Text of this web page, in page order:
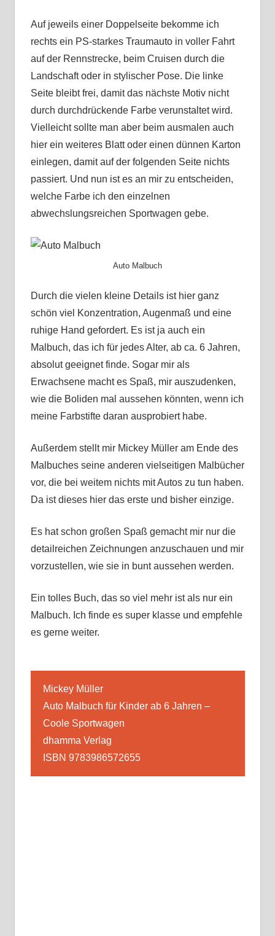
Auf jeweils einer Doppelseite bekomme ich
rechts ein PS-starkes Traumauto in voller Fahrt
auf der Rennstrecke, beim Cruisen durch die
Landschaft oder in stylischer Pose. Die linke
Seite bleibt frei, damit das nächste Motiv nicht
durch durchdrückende Farbe verunstaltet wird.
Vielleicht sollte man aber beim ausmalen auch
hier ein weiteres Blatt oder einen dünnen Karton
einlegen, damit auf der folgenden Seite nichts
passiert. Und nun ist es an mir zu entscheiden,
welche Farbe ich den einzelnen
abwechslungsreichen Sportwagen gebe.
Auto Malbuch
Durch die vielen kleine Details ist hier ganz
schön viel Konzentration, Augenmaß und eine
ruhige Hand gefordert. Es ist ja auch ein
Malbuch, das ich für jedes Alter, ab ca. 6 Jahren,
absolut geeignet finde. Sogar mir als
Erwachsene macht es Spaß, mir auszudenken,
wie die Boliden mal aussehen könnten, wenn ich
meine Farbstifte daran ausprobiert habe.
Außerdem stellt mir Mickey Müller am Ende des
Malbuches seine anderen vielseitigen Malbücher
vor, die bei weitem nichts mit Autos zu tun haben.
Da ist dieses hier das erste und bisher einzige.
Es hat schon großen Spaß gemacht mir nur die
detailreichen Zeichnungen anzuschauen und mir
vorzustellen, wie sie in bunt aussehen werden.
Ein tolles Buch, das so viel mehr ist als nur ein
Malbuch. Ich finde es super klasse und empfehle
es gerne weiter.
Mickey Müller
Auto Malbuch für Kinder ab 6 Jahren –
Coole Sportwagen
dhamma Verlag
ISBN 9783986572655